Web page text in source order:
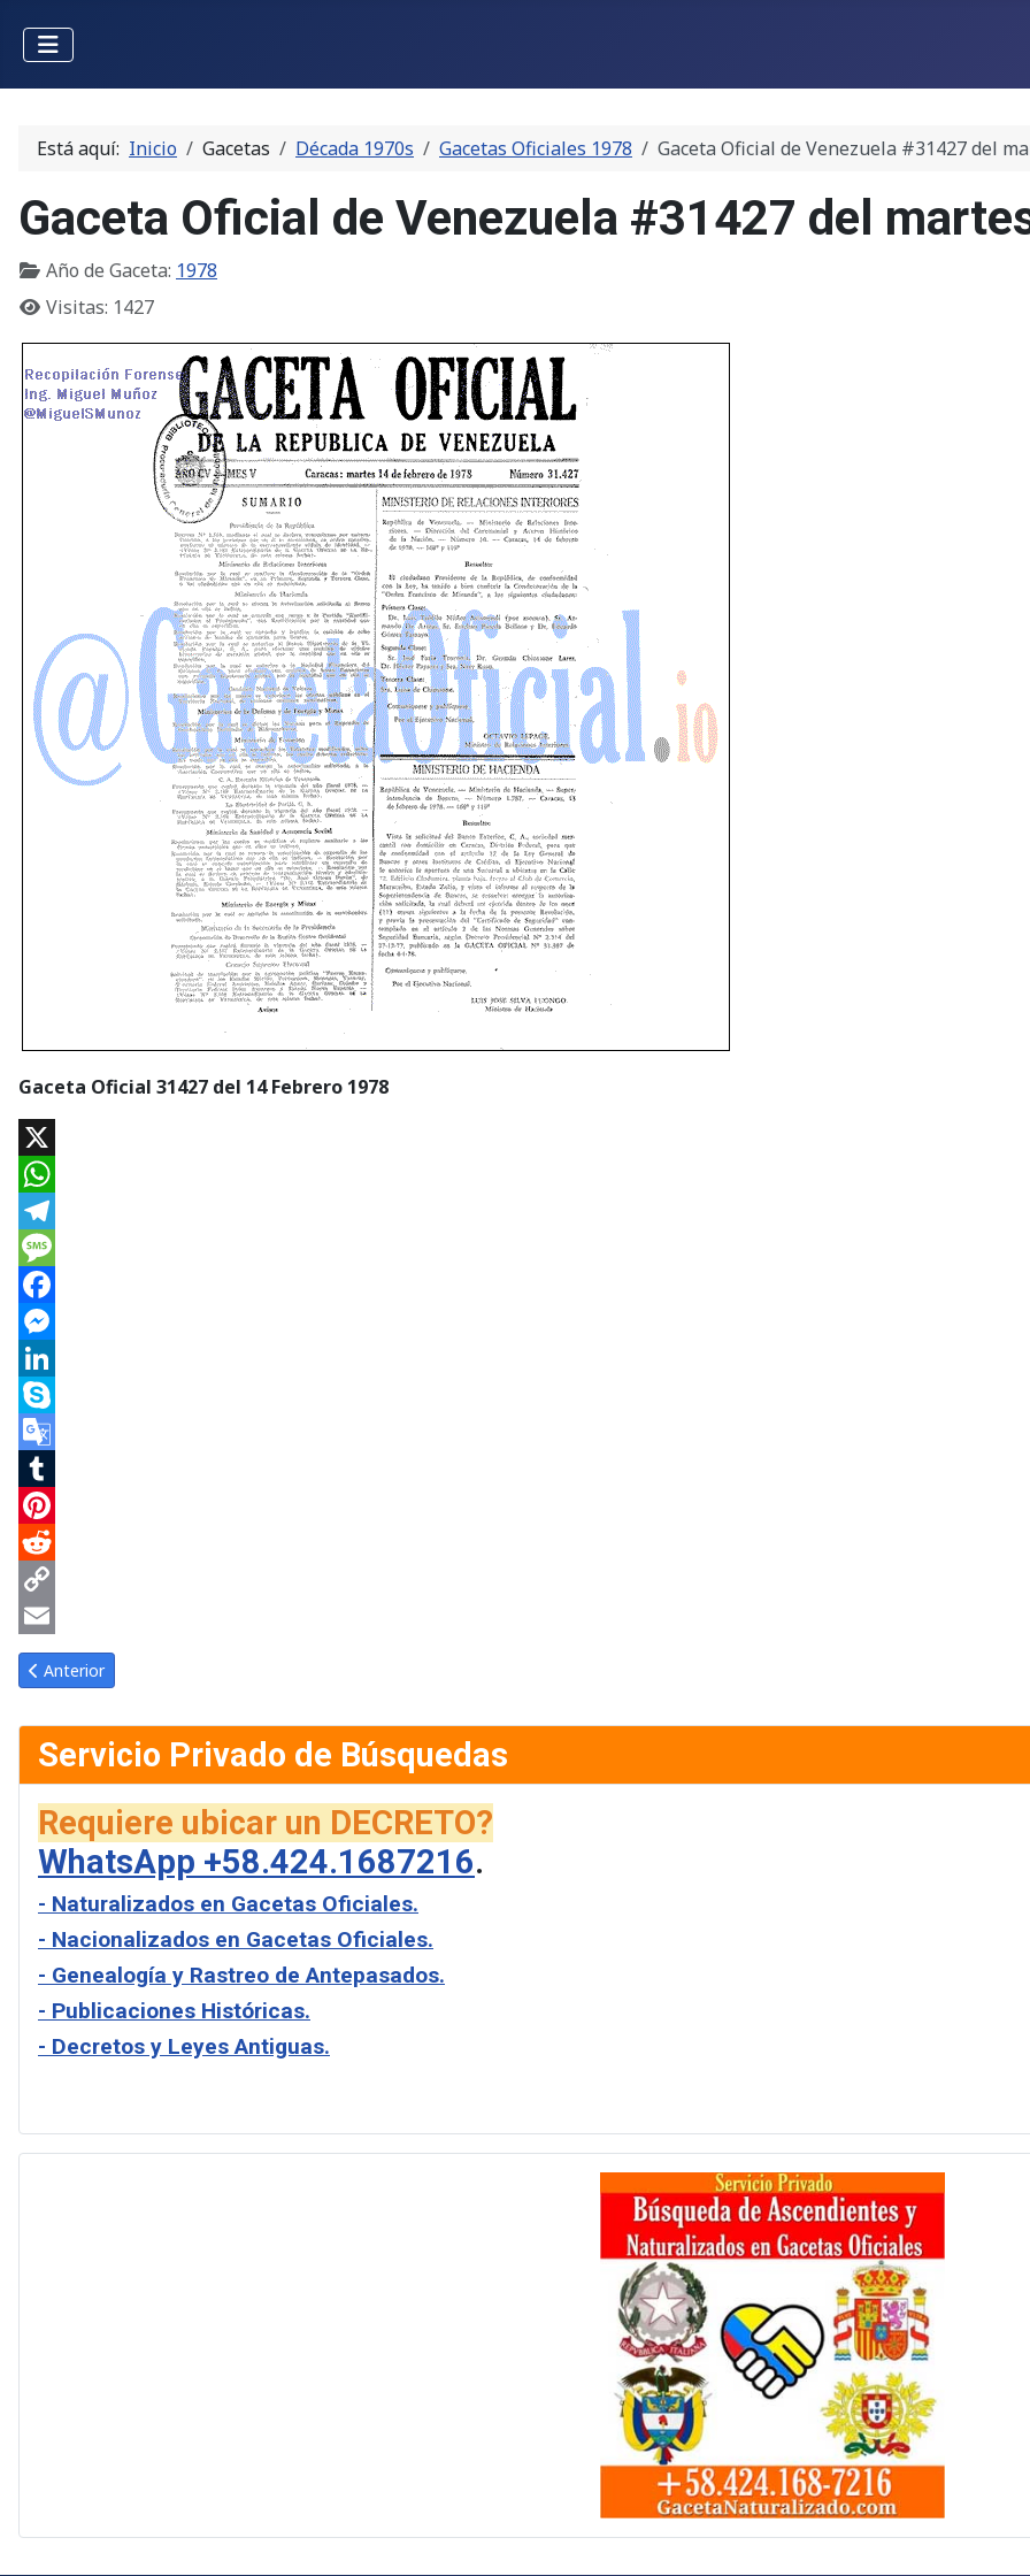
Está aquí: Inicio Gacetas Década 1970s Gacetas Oficiales 1978 Gaceta Oficial de Venezuela #31427 del
Gaceta Oficial de Venezuela #31427 del
Año de Gaceta: 1978
Visitas: 1427
Gaceta Oficial 31427 del 14 Febrero 1978
X
WhatsApp
Telegram
Message
Facebook
Messenger
LinkedIn
Skype
Google
Translate
Tumblr
Pinterest
Reddit
Copy
Link
Email
Artículo anterior: Gaceta Oficial de Venezuela #2166 del martes 14 febrero 1978
Anterior
Servicio Privado de Búsquedas
Requiere ubicar un DECRETO?
WhatsApp +58.424.1687216.
- Naturalizados en Gacetas Oficiales.
- Nacionalizados en Gacetas Oficiales.
- Genealogía y Rastreo de Antepasados.
- Publicaciones Históricas.
- Decretos y Leyes Antiguas.